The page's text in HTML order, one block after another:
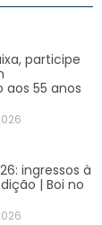
participe
55 anos
ingressos à
| Boi no